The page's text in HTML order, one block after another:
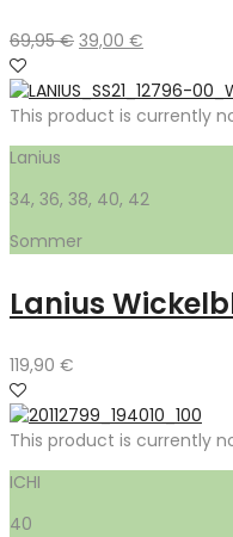
69,95€ Ursprünglicher
war:
69,95 €
39,00 €
ist:
39,00 €.
This product is currently
Lanius
34, 36, 38, 40, 42
Sommer
Lanius
119,90 €
This product is currently
ICHI
40